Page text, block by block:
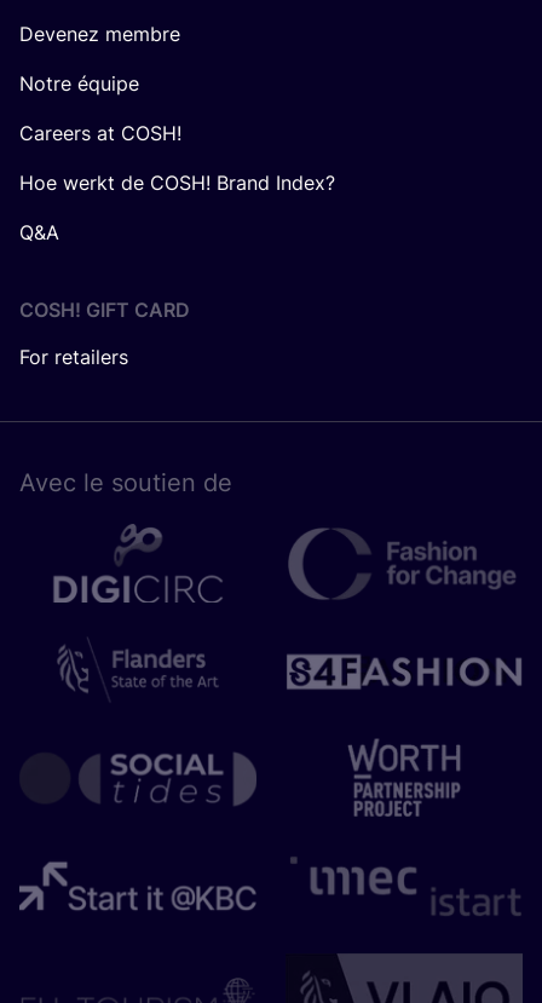
Devenez membre
Notre équipe
Careers at COSH!
Hoe werkt de COSH! Brand Index?
Q&A
COSH! GIFT CARD
For retailers
Avec le sou­tien de